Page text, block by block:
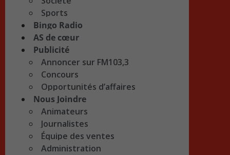
Sports
Bingo Radio
AS de cœur
Publicité
Annoncer sur FM103,3
Concours
Opportunités d’affaires
Nous Joindre
Animateurs
Journalistes
Équipe des ventes
Administration